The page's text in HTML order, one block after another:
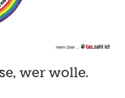
wer wolle.